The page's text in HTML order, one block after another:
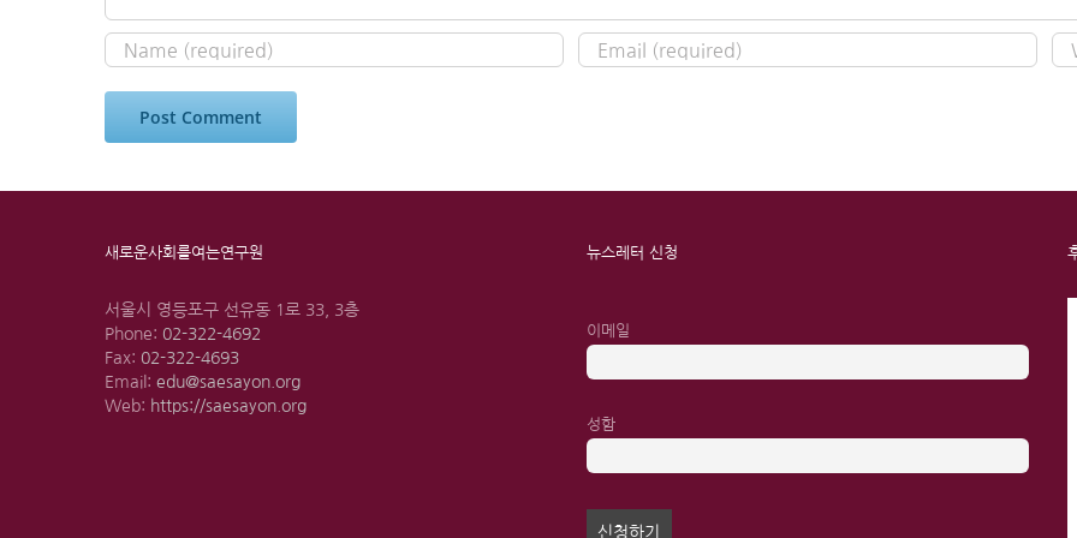
새로운사회를여는연구원
서울시 영등포구 선유동 1로 33, 3층
Phone: 02-322-4692
Fax: 02-322-4693
Email: edu@saesayon.org
Web: https://saesayon.org
뉴스레터 신청
이메일
성함